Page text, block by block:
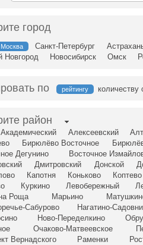
город
Москва Санкт-Петербург
Новгород
Новосибирск Омск
по рейтингу количеству
район
Академический Алексеевский
Бирюлёво Восточное
Дегунино
Восточное
Дмитровский Донской
Капотня Коньково Коптево
Куркино Левобережный
Роща
Марьино
Сабурово
Нагатино-
Ново-Переделкино
Очаково-Матвеевское
Вернадского
Раменки